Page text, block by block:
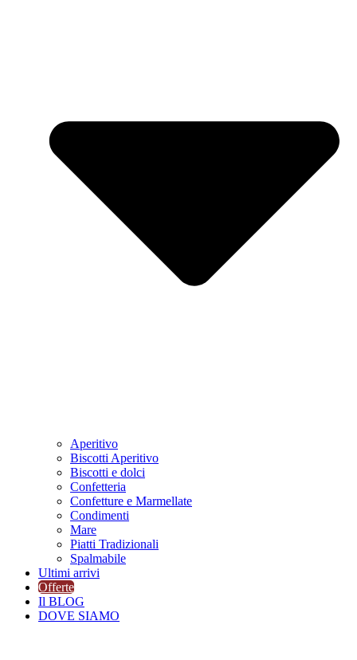
Aperitivo
Biscotti Aperitivo
Biscotti e dolci
Confetteria
Confetture e Marmellate
Condimenti
Mare
Piatti Tradizionali
Spalmabile
Ultimi arrivi
Offerte
Il BLOG
DOVE SIAMO